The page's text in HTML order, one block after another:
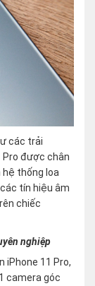
các trải
Pro được chân
thống loa
tín hiệu âm
chiếc
nghiệp
iPhone 11 Pro,
camera góc